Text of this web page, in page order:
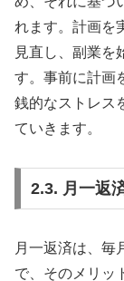
れます。計画を
見直し、副業を
す。事前に計画
銭的なストレス
ていきます。
2.3. 月一返
月一返済は、毎
で、そのメリッ